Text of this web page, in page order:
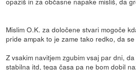
Mislim O.K. za določene stvari mogoče
pride ampak to je zame tako redko, da
Z vsakim navitjem zgubim vsaj par dni,
stabilna itd, tega časa pa ne bom dobil